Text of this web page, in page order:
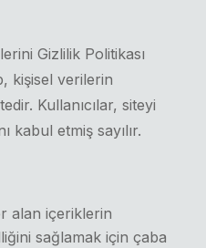
Gizlilik Politikası
kişisel verilerin
Kullanıcılar, siteyi
kabul etmiş sayılır.
alan içeriklerin
sağlamak için çaba